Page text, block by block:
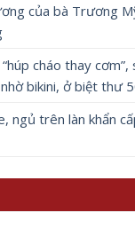
của bà Trương
cháo thay
bikini, ở biệt thư
ngủ trên làn khẩn